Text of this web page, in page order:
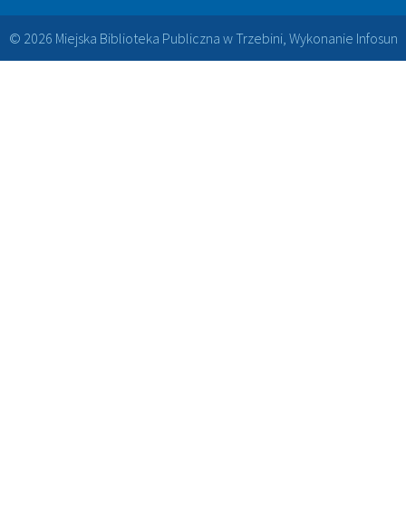
© 2026 Miejska Biblioteka Publiczna w Trzebini, Wykonanie Infosun